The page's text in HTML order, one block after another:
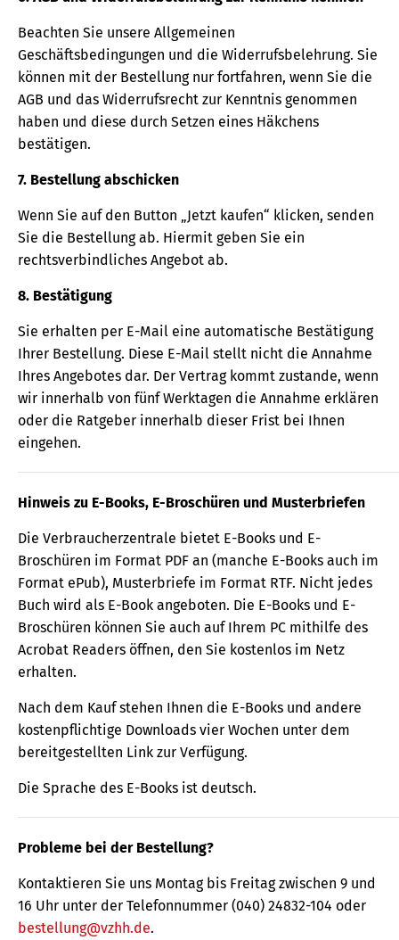
Beachten Sie unsere Allgemeinen
Geschäftsbedingungen und die Widerrufsbelehrung. Sie
können mit der Bestellung nur fortfahren, wenn Sie die
AGB und das Widerrufsrecht zur Kenntnis genommen
haben und diese durch Setzen eines Häkchens
bestätigen.
7. Bestellung abschicken
Wenn Sie auf den Button „Jetzt kaufen“ klicken, senden
Sie die Bestellung ab. Hiermit geben Sie ein
rechtsverbindliches Angebot ab.
8. Bestätigung
Sie erhalten per E-Mail eine automatische Bestätigung
Ihrer Bestellung. Diese E-Mail stellt nicht die Annahme
Ihres Angebotes dar. Der Vertrag kommt zustande, wenn
wir innerhalb von fünf Werktagen die Annahme erklären
oder die Ratgeber innerhalb dieser Frist bei Ihnen
eingehen.
Hinweis zu E-Books, E-Broschüren und Musterbriefen
Die Verbraucherzentrale bietet E-Books und E-
Broschüren im Format PDF an (manche E-Books auch im
Format ePub), Musterbriefe im Format RTF. Nicht jedes
Buch wird als E-Book angeboten. Die E-Books und E-
Broschüren können Sie auch auf Ihrem PC mithilfe des
Acrobat Readers öffnen, den Sie kostenlos im Netz
erhalten.
Nach dem Kauf stehen Ihnen die E-Books und andere
kostenpflichtige Downloads vier Wochen unter dem
bereitgestellten Link zur Verfügung.
Die Sprache des E-Books ist deutsch.
Probleme bei der Bestellung?
Kontaktieren Sie uns Montag bis Freitag zwischen 9 und
16 Uhr unter der Telefonnummer (040) 24832-104 oder
bestellung@vzhh.de.